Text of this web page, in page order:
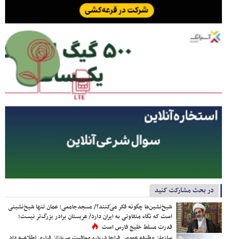
در بحث مشارکت کنید
شیخ‌نشین‌ها چگونه فکر می‌کنند؟/ مسجدجامعی: عمان تنها شیخ‌نشینی
است که نگاه متفاوتی به ایران دارد/ عربستان برادر بزرگ‌تر نیست؛
قدرت مسلط خلیج فارس است